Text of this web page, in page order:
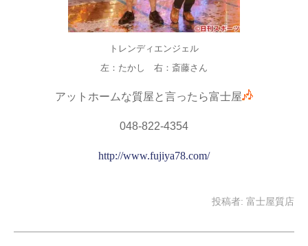
トレンディエンジェル
左：たかし 右：斎藤さん
アットホームな質屋と言ったら富士屋
048-822-4354
http://www.fujiya78.com/
投稿者: 富士屋質店